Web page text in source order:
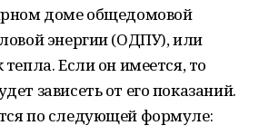
доме общедомовой
энергии (ОДПУ), или
Если он имеется, то
зависеть от его показаний.
по следующей формуле: